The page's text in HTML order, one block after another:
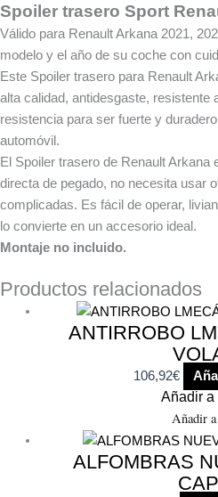
Spoiler trasero Sport
Válido para Renault Arkana 2021,
modelo y el año de su coche con
Este Spoiler trasero para Renault
alta calidad, antidesgaste, resistente
resistencia para ser fuerte y
automóvil.
El Spoiler trasero de Renault Arkana
directa de pegado, no necesita usar
complicadas. Es fácil de operar,
lo convierte en un accesorio ideal.
Montaje no incluido.
Productos relacionados
ANTIRROBO
106,92€
Añadir a
Añadir
ALFOMBRAS